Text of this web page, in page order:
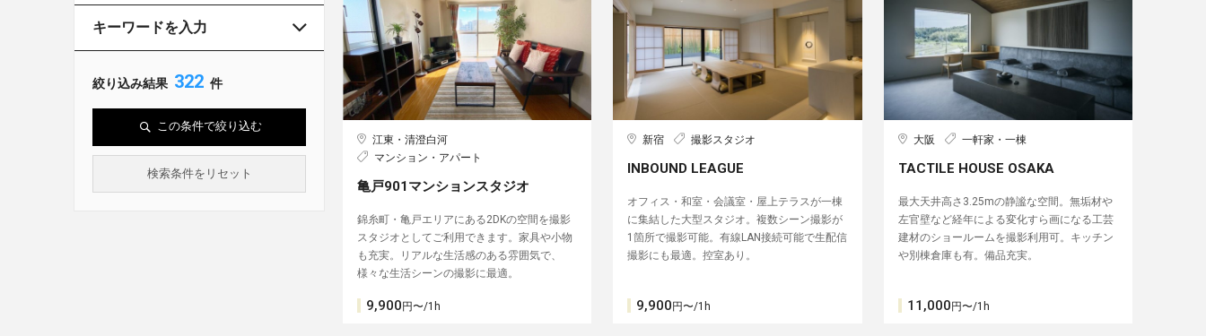
江東・清澄白河
マンション・アパート
亀戸901マンションスタジオ
錦糸町・亀戸エリアにある2DKの空間を撮影
スタジオとしてご利用できます。家具や小物
も充実。リアルな生活感のある雰囲気で、
様々な生活シーンの撮影に最適。
9,900 円〜/1h
新宿 撮影スタジオ
INBOUND LEAGUE
オフィス・和室・会議室・屋上テラスが一棟
に集結した大型スタジオ。複数シーン撮影が
1箇所で撮影可能。有線LAN接続可能で生配信
撮影にも最適。控室あり。
9,900 円〜/1h
大阪 一軒家・一棟
TACTILE HOUSE OSAKA
最大天井高さ3.25mの静謐な空間。無垢材や
左官壁など経年による変化すら画になる工芸
建材のショールームを撮影利用可。キッチン
や別棟倉庫も有。備品充実。
11,000 円〜/1h
キーワードを入力
絞り込み結果 322 件
この条件で絞り込む
検索条件をリセット